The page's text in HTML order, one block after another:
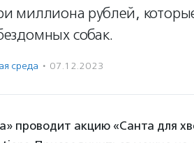
миллиона рублей,
собак.
среда · 07.12.2023
акцию «Санта для